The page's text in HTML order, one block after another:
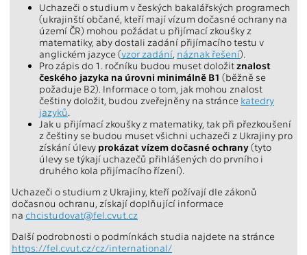
Uchazeči o studium v českých bakalářských programech
(ukrajinští občané, kteří mají vízum dočasné ochrany na
území ČR) mohou požádat u přijímací zkoušky z
matematiky, aby dostali zadání přijímacího testu v
anglickém jazyce (vzor zadání, náznak řešení).
Pro zápis do 1. ročníku budou muset doložitznalost
českého jazyka na úrovni minimálně B1 (běžně se
požaduje B2). Informace o tom, jak mohou znalost
češtiny doložit, budou zveřejněny na stránce katedry
jazyků.
Jak u přijímací zkoušky z matematiky, tak při přezkoušení
z češtiny se budou muset všichni uchazeči z Ukrajiny pro
získání úlevy prokázat vízem dočasné ochrany(tyto
úlevy se týkají uchazečů přihlášených do prvního i
druhého kola přijímacího řízení).
Uchazeči o studium z Ukrajiny, kteří požívají dle zákonů
dočasnou ochranu, získají doplňující informace
na chcistudovat@fel.cvut.cz
Další podrobnosti o podmínkách studia najdete na stránce
https://fel.cvut.cz/cz/international/